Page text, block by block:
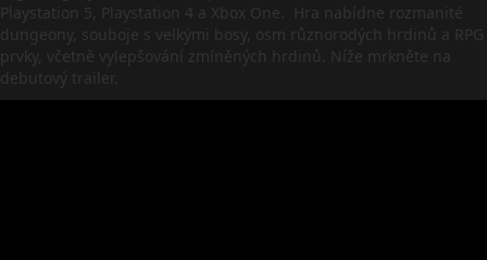
Playstation 5, Playstation 4 a Xbox One. Hra nabídne rozmanité
dungeony, souboje s velkými bosy, osm různorodých hrdinů a RPG
prvky, včetně vylepšování zmíněných hrdinů. Níže mrkněte na
debutový trailer.